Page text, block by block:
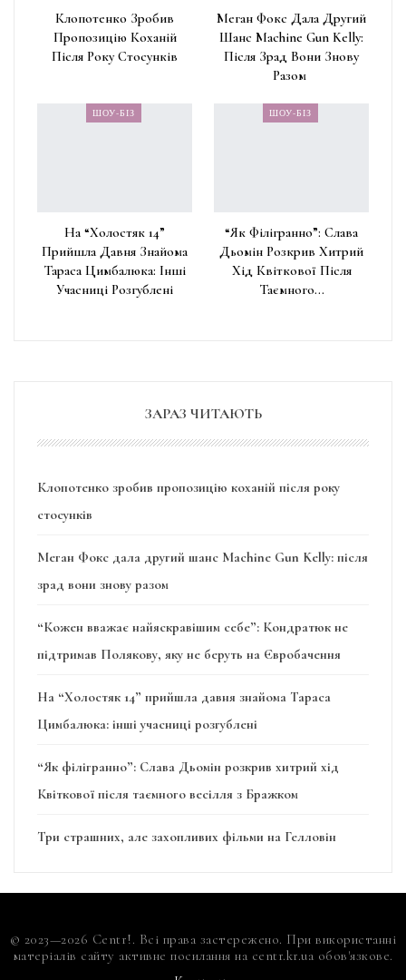
Клопотенко Зробив
Пропозицію Коханій
Після Року Стосунків
Меган Фокс Дала Другий
Шанс Machine Gun Kelly:
Після Зрад Вони Знову
Разом
ШОУ-БІЗ
На “Холостяк 14”
Прийшла Давня Знайома
Тараса Цимбалюка: Інші
Учасниці Розгублені
ШОУ-БІЗ
“Як Філігранно”: Слава
Дьомін Розкрив Хитрий
Хід Квіткової Після
Таємного…
ЗАРАЗ ЧИТАЮТЬ
Клопотенко зробив пропозицію коханій після року
стосунків
Меган Фокс дала другий шанс Machine Gun Kelly: після
зрад вони знову разом
“Кожен вважає найяскравішим себе”: Кондратюк не
підтримав Полякову, яку не беруть на Євробачення
На “Холостяк 14” прийшла давня знайома Тараса
Цимбалюка: інші учасниці розгублені
“Як філігранно”: Слава Дьомін розкрив хитрий хід
Квіткової після таємного весілля з Бражком
Три страшних, але захопливих фільми на Гелловін
© 2023—2026 Centr!. Всі права застережено. При використанні
матеріалів сайту активне посилання на centr.kr.ua обов'язкове.